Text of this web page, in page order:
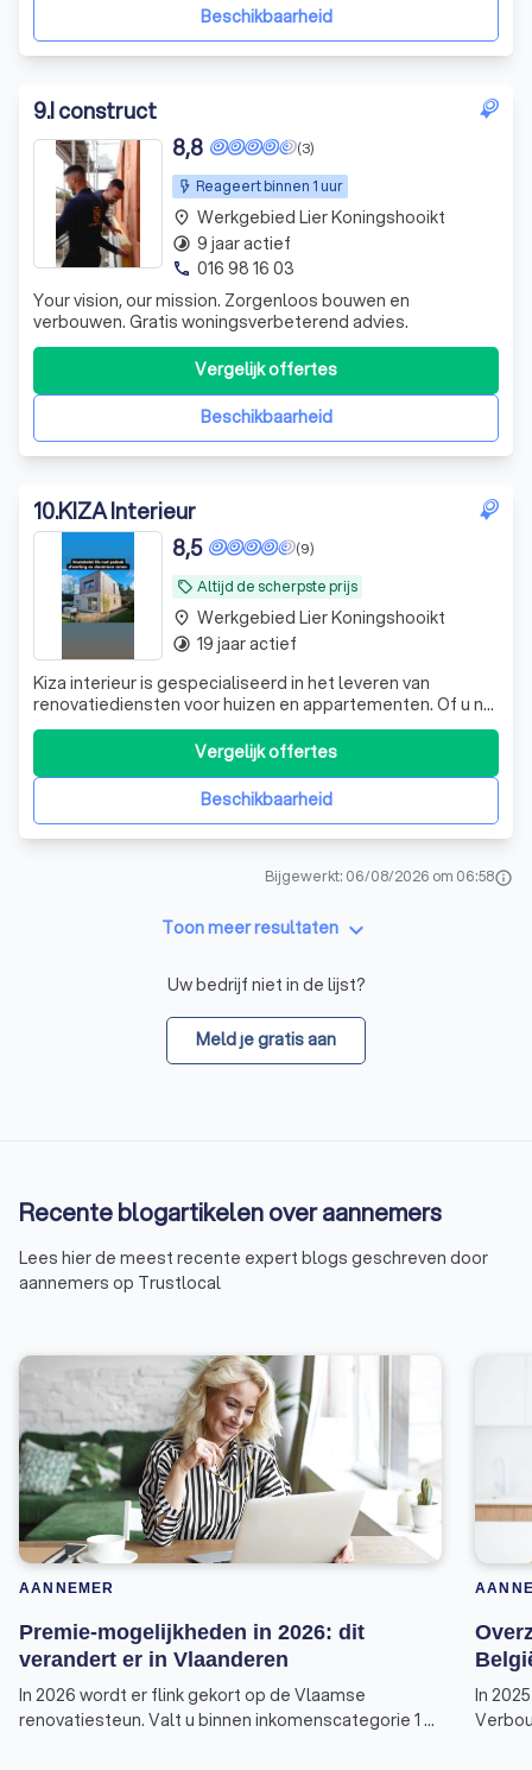
administratieve en commerciële t
Beschikbaarheid
9.I construct
Reageert binnen 1 uur
(3)
8,8
Your vision, our mission. Zorgenloos bouwen en
verbouwen. Gratis woningsverbeterend advies.
Beschikbaarheid
Vergelijk offertes
place Werkgebied Lier Koningshooikt
timelapse 9 jaar actief
phone 016 98 16 03
10.KIZA Interieur
local_offer Altijd de scherpste prijs
(9)
8,5
Kiza interieur is gespecialiseerd in het leveren van
renovatiediensten voor huizen en appartementen. Of u nu
uw huis wilt opfrissen of een complete transformatie wilt
doorvoeren, wij zijn er om u te helpen. Ons team met
jarenlange ervaring biedt hoogwaardige
renovatiediensten die zijn afgestemd op
Beschikbaarheid
Vergelijk offertes
place Werkgebied Lier Koningshooikt
timelapse 19 jaar actief
Bijgewerkt: 06/08/2026 om 06:58info
Toon meer resultaten keyboard_arrow_down
Uw bedrijf niet in de lijst?
Meld je gratis aan
Recente blogartikelen over aannemers
Lees hier de meest recente expert blogs geschreven door
aannemers op Trustlocal
AANNEMER
Premie-mogelijkheden in 2026: dit
verandert er in Vlaanderen
In 2026 wordt er flink gekort op de Vlaamse
renovatiesteun. Valt u binnen inkomenscategorie 1 of
In